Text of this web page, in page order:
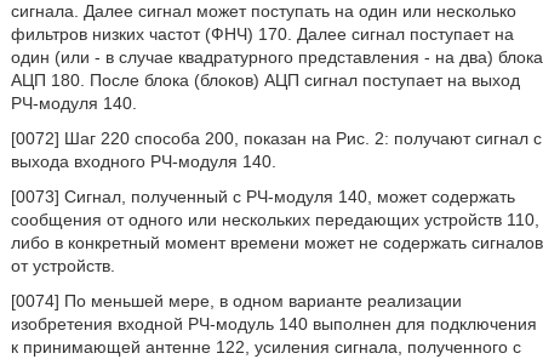
сигнала. Далее сигнал может поступать на один или несколько
фильтров низких частот (ФНЧ) 170. Далее сигнал поступает на
один (или - в случае квадратурного представления - на два) блока
АЦП 180. После блока (блоков) АЦП сигнал поступает на выход
РЧ-модуля 140.
[0072] Шаг 220 способа 200, показан на Рис. 2: получают сигнал с
выхода входного РЧ-модуля 140.
[0073] Сигнал, полученный с РЧ-модуля 140, может содержать
сообщения от одного или нескольких передающих устройств 110,
либо в конкретный момент времени может не содержать сигналов
от устройств.
[0074] По меньшей мере, в одном варианте реализации
изобретения входной РЧ-модуль 140 выполнен для подключения
к принимающей антенне 122, усиления сигнала, полученного с